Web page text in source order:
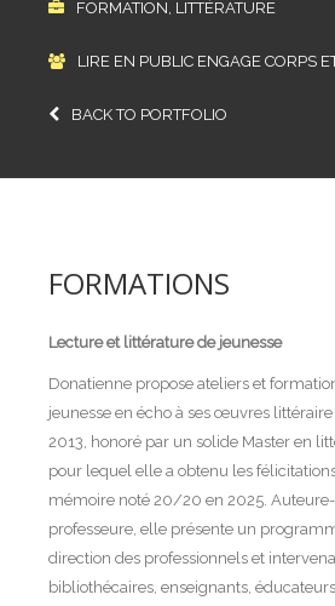
FORMATION, LITTÉRATURE
LIRE EN PUBLIC ENGAGE CORPS
BACK TO PORTFOLIO
FORMATIONS
Lecture et littérature de jeunesse
Donatienne propose ateliers et
jeunesse en écho à ses œuvres
2013, honoré par un solide Master en
pour lequel elle a obtenu les
mémoire noté 20/20 en 2025.
professeure, elle présente un
direction des professionnels et
bibliothécaires, enseignants,